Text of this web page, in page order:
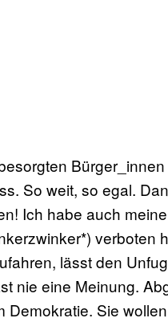
So weit, so egal.
Ich habe auch
verboten
lässt den
nie eine Meinung.
Demokratie. Sie